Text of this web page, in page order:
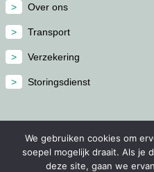
Over ons
Transport
Verzekering
Storingsdienst
Home
We gebruiken cookies om
soepel mogelijk draait. Als je
deze site, gaan we